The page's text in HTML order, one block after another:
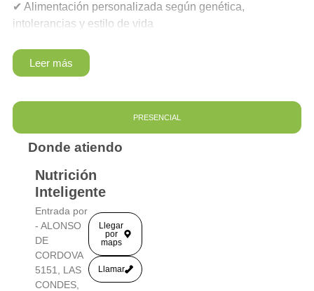
✔︎ Alimentación personalizada según genética,
intolerancias y estilo de vida
✔︎ Estrategias nutricionales para bienestar digestivo,
hormonal y energético
alimentación inteligente
Leer más
PRESENCIAL
Donde atiendo
Nutrición
Inteligente
Entrada por
- ALONSO
DE
CORDOVA
5151, LAS
CONDES,
Llegar
por
maps
Llamar